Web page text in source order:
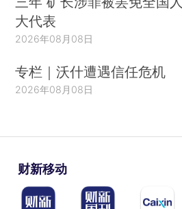
大代表
2026年08月08日
专栏｜沃什遭遇信任危机
2026年08月08日
财新移动